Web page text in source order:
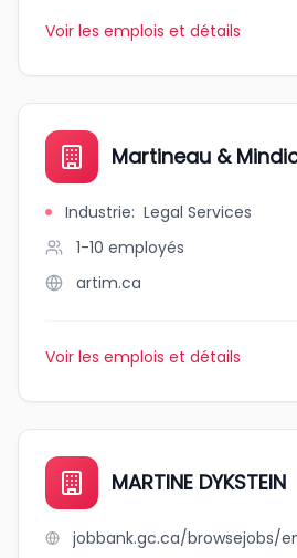
Voir les emplois et détails
Martineau &
Industrie: Legal Services
1-10 employés
artim.ca
Voir les emplois et détails
MARTINE DYKSTEIN